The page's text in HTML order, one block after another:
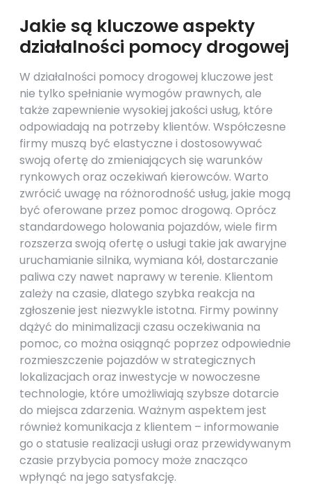
Jakie są kluczowe aspekty
działalności pomocy drogowej
W działalności pomocy drogowej kluczowe jest
nie tylko spełnianie wymogów prawnych, ale
także zapewnienie wysokiej jakości usług, które
odpowiadają na potrzeby klientów. Współczesne
firmy muszą być elastyczne i dostosowywać
swoją ofertę do zmieniających się warunków
rynkowych oraz oczekiwań kierowców. Warto
zwrócić uwagę na różnorodność usług, jakie mogą
być oferowane przez pomoc drogową. Oprócz
standardowego holowania pojazdów, wiele firm
rozszerza swoją ofertę o usługi takie jak awaryjne
uruchamianie silnika, wymiana kół, dostarczanie
paliwa czy nawet naprawy w terenie. Klientom
zależy na czasie, dlatego szybka reakcja na
zgłoszenie jest niezwykle istotna. Firmy powinny
dążyć do minimalizacji czasu oczekiwania na
pomoc, co można osiągnąć poprzez odpowiednie
rozmieszczenie pojazdów w strategicznych
lokalizacjach oraz inwestycje w nowoczesne
technologie, które umożliwiają szybsze dotarcie
do miejsca zdarzenia. Ważnym aspektem jest
również komunikacja z klientem – informowanie
go o statusie realizacji usługi oraz przewidywanym
czasie przybycia pomocy może znacząco
wpłynąć na jego satysfakcję.